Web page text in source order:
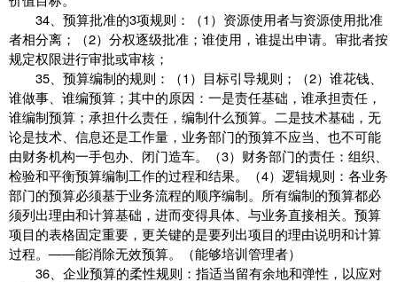
34、预算批准的3项规则：（1）资源使用者与资源使用批准
者相分离；（2）分权逐级批准；谁使用，谁提出申请。审批者按
规定权限进行审批或审核；
35、预算编制的规则：（1）目标引导规则；（2）谁花钱、
谁做事、谁编预算；其中的原因：一是责任基础，谁承担责任，
谁编制预算；承担什么责任，编制什么预算。二是技术基础，无
论是技术、信息还是工作量，业务部门的预算不应当、也不可能
由财务机构一手包办、闭门造车。（3）财务部门的责任：组织、
检验和平衡预算编制工作的过程和结果。（4）逻辑规则：各业务
部门的预算必须基于业务流程的顺序编制。所有编制的预算都必
须列出理由和计算基础，进而变得具体、与业务直接相关。预算
项目的表格固定重要，更关键的是要列出项目的理由说明和计算
过程。——能消除无效预算。（能够培训管理者）
36、企业预算的柔性规则：指适当留有余地和弹性，以应对